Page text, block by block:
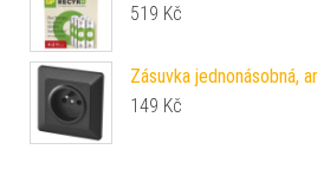
519 Kč
Zásuvka jednonásobná,
149 Kč